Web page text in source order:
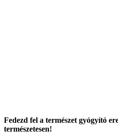
Fedezd fel a természet gyógyító
természetesen!